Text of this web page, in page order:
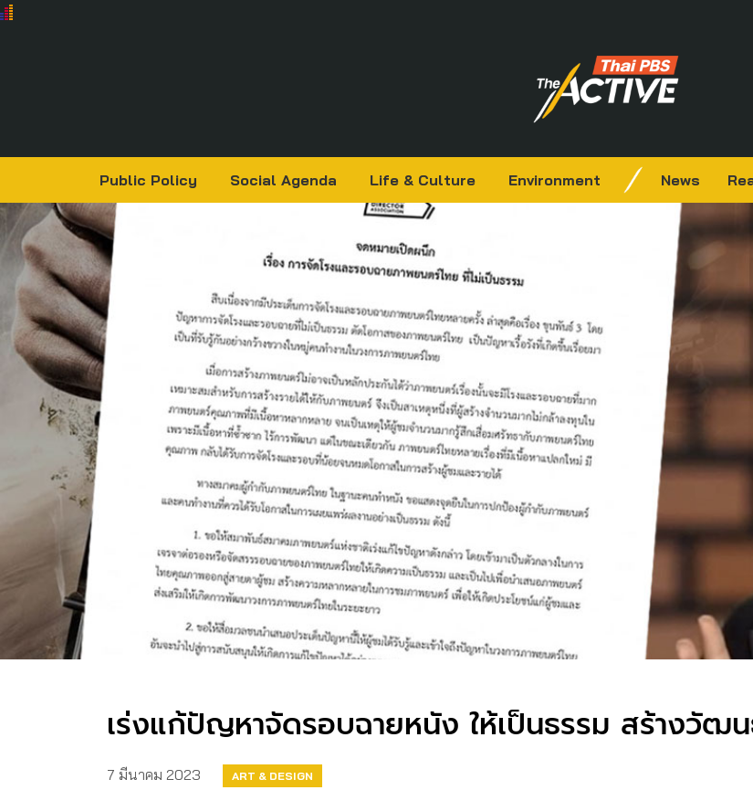
Public Policy Social Agenda Life & Culture Environment News
เร่งแก้ปัญหาจัดรอบฉายหนัง ให้เป็นธรรม สร้างวั
7 มีนาคม 2023
ART & DESIGN